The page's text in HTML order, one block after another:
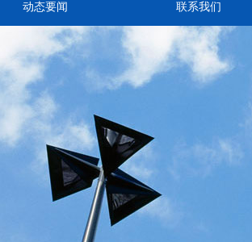
动态要闻 联系我们